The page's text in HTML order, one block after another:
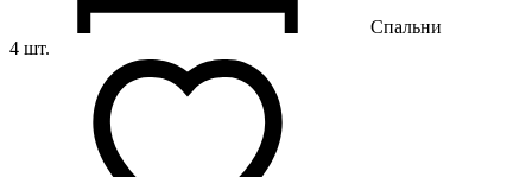
Спальни
4 шт.